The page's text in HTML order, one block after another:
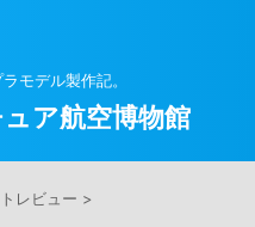
モデル製作記。
ア航空博物館
レビュー >